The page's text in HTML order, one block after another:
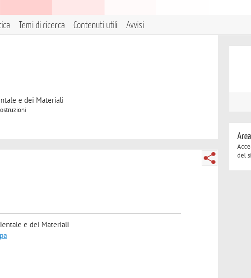
Temi di ricerca Contenuti utili Avvisi
e dei Materiali
e dei Materiali
del